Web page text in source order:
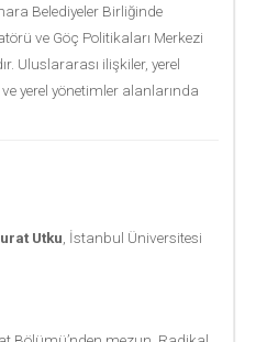
Belediyeler Birliğinde
ve Göç Politikaları Merkezi
Uluslararası ilişkiler, yerel
yerel yönetimler alanlarında
Utku , İstanbul Üniversitesi